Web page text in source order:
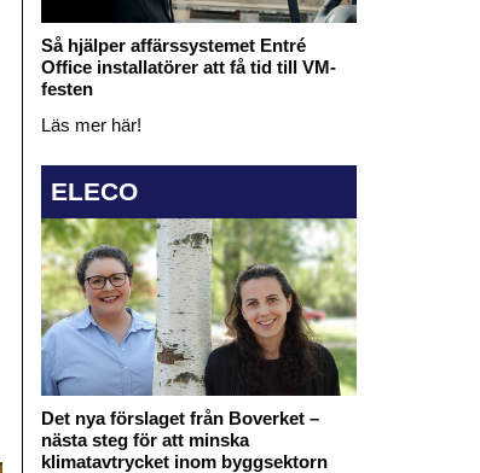
Så hjälper affärssystemet Entré
Office installatörer att få tid till VM-
festen
Läs mer här!
ELECO
Det nya förslaget från Boverket –
nästa steg för att minska
klimatavtrycket inom byggsektorn